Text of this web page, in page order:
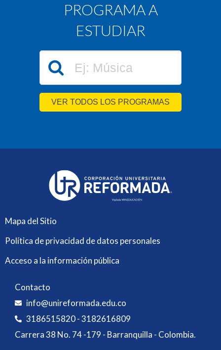
PROGRAMA A
ESTUDIAR
VER TODOS LOS PROGRAMAS
Mapa del Sitio
Política de privacidad de datos personales
Acceso a la información pública
Contacto
info@unireformada.edu.co
3186515820 - 3182616809
Carrera 38 No. 74 -179 - Barranquilla - Colombia.